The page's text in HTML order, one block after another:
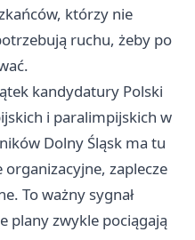
którzy nie
ruchu, żeby po
kandydatury Polski
i paralimpijskich w
Dolny Śląsk ma tu
zaplecze
To ważny sygnał
plany zwykle pociągają